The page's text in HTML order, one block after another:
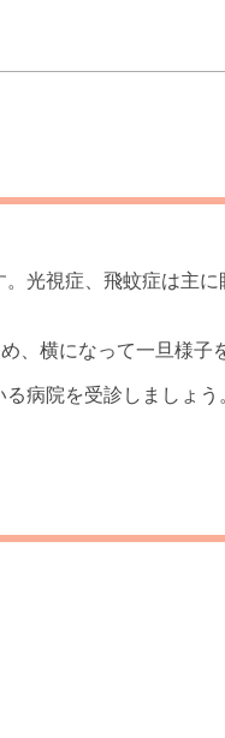
光視症、飛蚊症は主
、横になって一旦様子
病院を受診しましょ